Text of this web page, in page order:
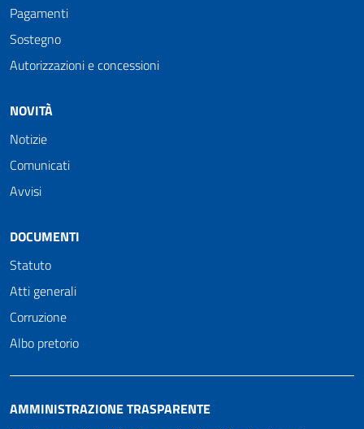
Pagamenti
Sostegno
Autorizzazioni e concessioni
NOVITÀ
Notizie
Comunicati
Avvisi
DOCUMENTI
Statuto
Atti generali
Corruzione
Albo pretorio
AMMINISTRAZIONE TRASPARENTE